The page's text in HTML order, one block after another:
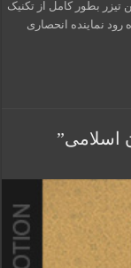
بطور کامل از تکنیک
نماینده انحصاری
اسلامی”